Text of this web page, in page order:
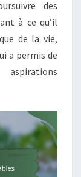
des
à ce qu’il
de la vie,
a permis de